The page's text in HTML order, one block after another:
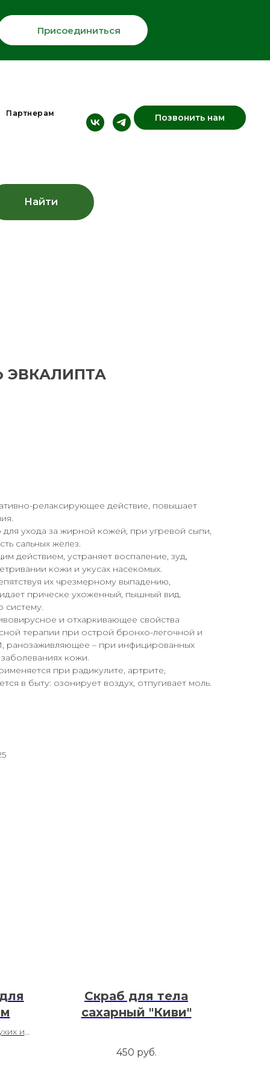
Присоединиться
Партнерам Позвонить нам
Найти
ЭВКАЛИПТА
релаксирующее действие, повышает
ухода за жирной кожей, при угревой сыпи,
сальных желез.
действием, устраняет воспаление, зуд,
кожи и укусах насекомых.
их чрезмерному выпадению,
прическе ухоженный, пышный вид.
систему.
и отхаркивающее свойства
терапии при острой бронхо-легочной и
– при инфицированных
кожи.
при радикулите, артрите,
в быту: озонирует воздух, отпугивает моль.
и
Скраб для тела
сахарный "Киви"
450 руб.